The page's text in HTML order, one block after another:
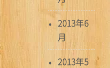
2013年6
月
2013年5